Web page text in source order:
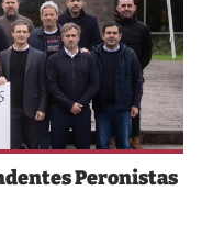
Peronistas